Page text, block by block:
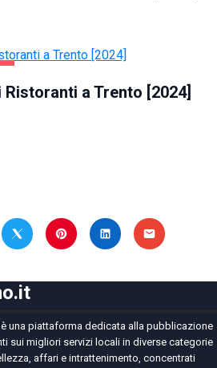
a Trento [2024]
una piattaforma dedicata alla pubblicazione
sui migliori servizi locali in diverse categorie
affari e intrattenimento, concentrati